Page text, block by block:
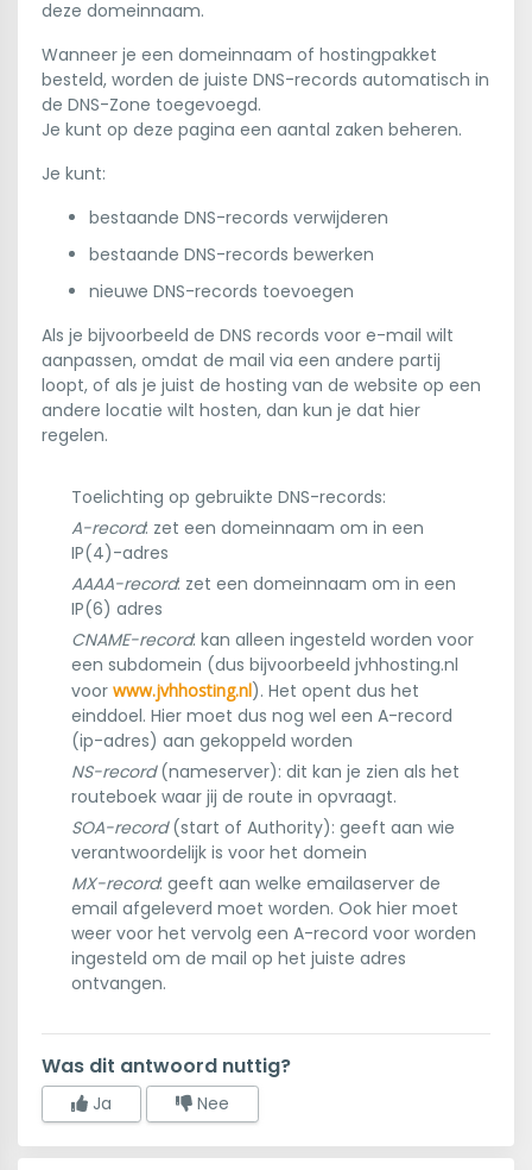
deze domeinnaam.
Wanneer je een domeinnaam of hostingpakket
besteld, worden de juiste DNS-records automatisch in
de DNS-Zone toegevoegd.
Je kunt op deze pagina een aantal zaken beheren.
Je kunt:
bestaande DNS-records verwijderen
bestaande DNS-records bewerken
nieuwe DNS-records toevoegen
Als je bijvoorbeeld de DNS records voor e-mail wilt
aanpassen, omdat de mail via een andere partij
loopt, of als je juist de hosting van de website op een
andere locatie wilt hosten, dan kun je dat hier
regelen.
Toelichting op gebruikte DNS-records:
A-record: zet een domeinnaam om in een
IP(4)-adres
AAAA-record: zet een domeinnaam om in een
IP(6) adres
CNAME-record: kan alleen ingesteld worden voor
een subdomein (dus bijvoorbeeld jvhhosting.nl
voor www.jvhhosting.nl). Het opent dus het
einddoel. Hier moet dus nog wel een A-record
(ip-adres) aan gekoppeld worden
NS-record(nameserver): dit kan je zien als het
routeboek waar jij de route in opvraagt.
SOA-record(start of Authority): geeft aan wie
verantwoordelijk is voor het domein
MX-record: geeft aan welke emailaserver de
email afgeleverd moet worden. Ook hier moet
weer voor het vervolg een A-record voor worden
ingesteld om de mail op het juiste adres
ontvangen.
Was dit antwoord nuttig?
Ja Nee